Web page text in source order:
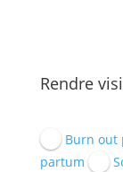
Rendre
Burn out
partum